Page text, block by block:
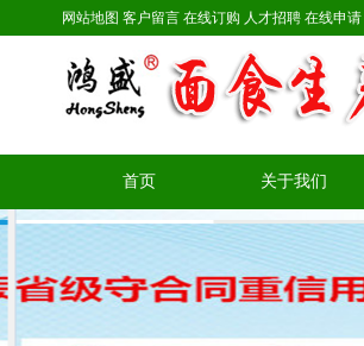
网站地图 客户留言 在线订购 人才招聘 在线申请
首页 关于我们